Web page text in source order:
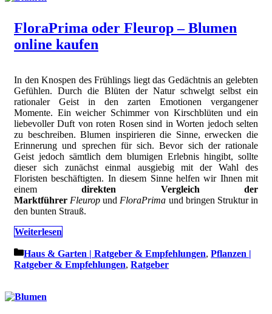
FloraPrima oder Fleurop – Blumen
online kaufen
In den Knospen des Frühlings liegt das Gedächtnis an gelebten
Gefühlen. Durch die Blüten der Natur schwelgt selbst ein
rationaler Geist in den zarten Emotionen vergangener
Momente. Ein weicher Schimmer von Kirschblüten und ein
liebevoller Duft von roten Rosen sind in Worten jedoch selten
zu beschreiben. Blumen inspirieren die Sinne, erwecken die
Erinnerung und sprechen für sich. Bevor sich der rationale
Geist jedoch sämtlich dem blumigen Erlebnis hingibt, sollte
dieser sich zunächst einmal ausgiebig mit der Wahl des
Floristen beschäftigten. In diesem Sinne helfen wir Ihnen mit
einemdirekten Vergleich der
Marktführer Fleurop und FloraPrima und bringen Struktur in
den bunten Strauß.
Weiterlesen
Kategorien
Haus & Garten | Ratgeber & Empfehlungen, Pflanzen |
Ratgeber & Empfehlungen, Ratgeber